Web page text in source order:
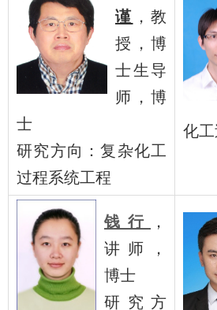
谨 ，教
授，博
士生导
师，博
士
研究方向：复杂化工
过程系统工程
化
钱行
，
讲师，
博士
研究方